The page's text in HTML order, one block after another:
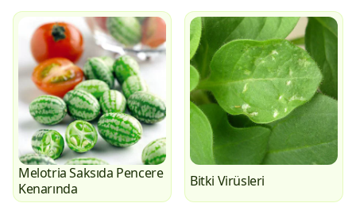
Melotria Saksıda Pencere
Kenarında
Bitki Virüsleri